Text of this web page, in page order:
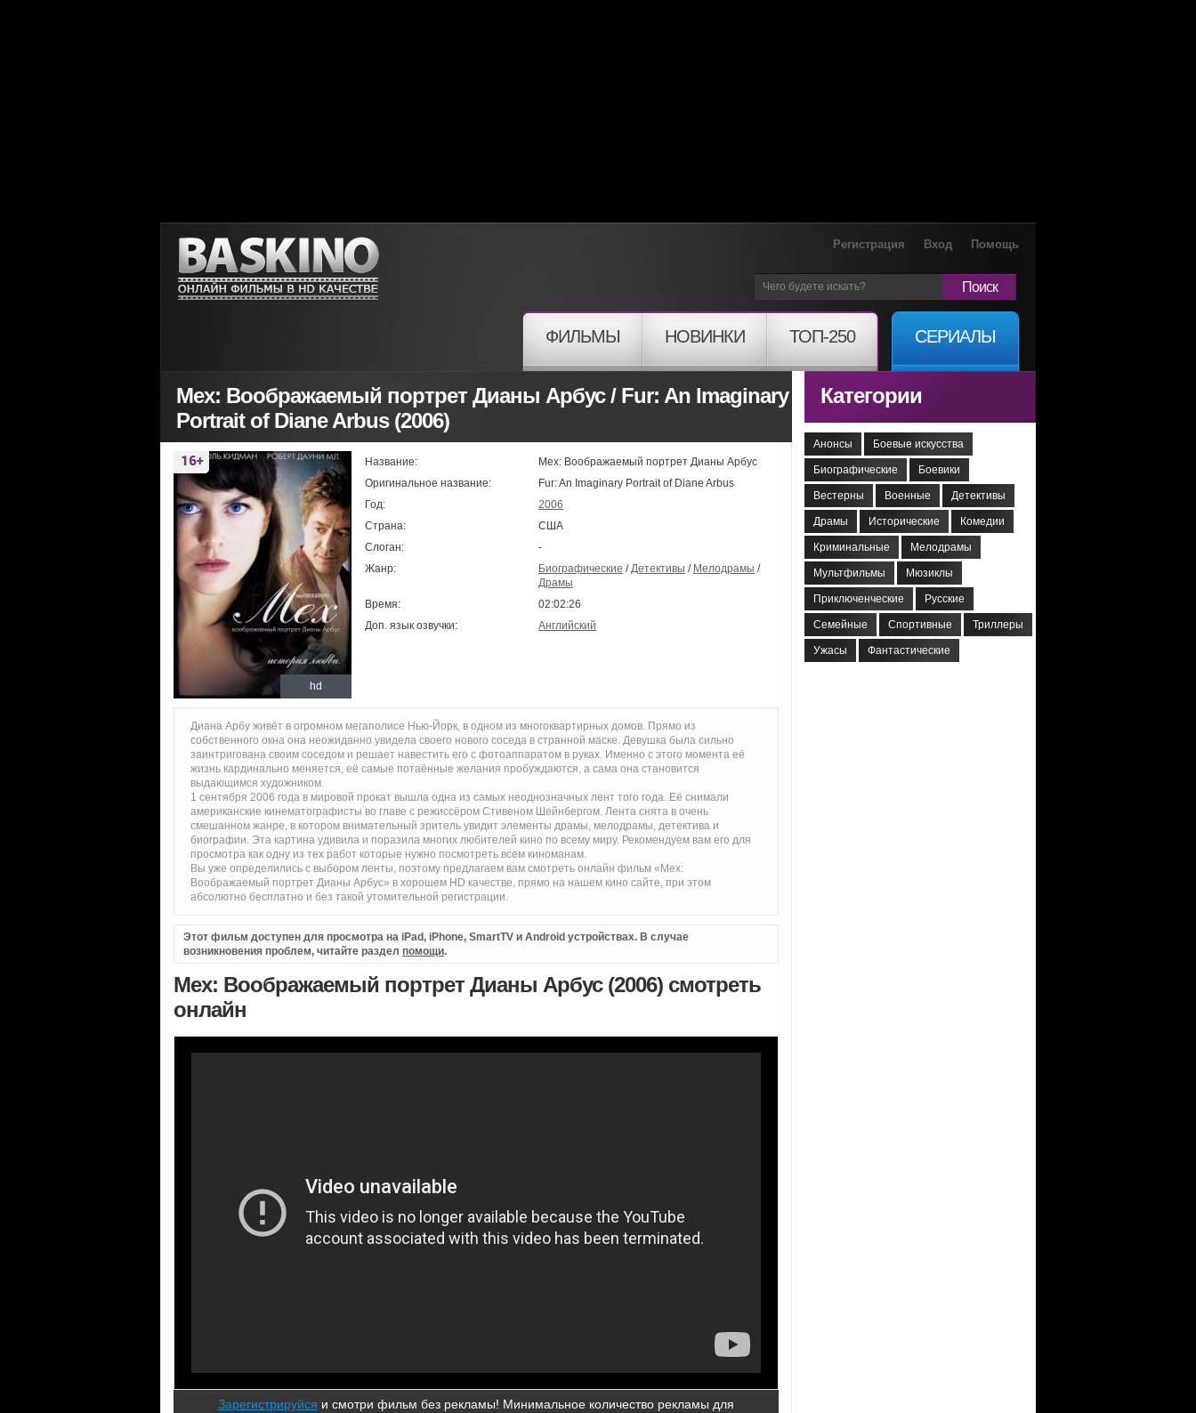
Регистрация Вход Помощь
Поиск
ФИЛЬМЫ НОВИНКИ ТОП-250 СЕРИАЛЫ
Мех: Воображаемый портрет Дианы Арбус / Fur: An Imaginary
Portrait of Diane Arbus (2006)
hd
Название:
Мех: Воображаемый портрет Дианы Арбус
Оригинальное название:
Fur: An Imaginary Portrait of Diane Arbus
Год:
2006
Страна:
США
Слоган:
-
Жанр:
Биографические /Детективы / Мелодрамы /
Драмы
Время:
02:02:26
Доп. язык озвучки:
Английский
Диана Арбу живёт в огромном мегаполисе Нью-Йорк, в одном из многоквартирных домов. Прямо из
собственного окна она неожиданно увидела своего нового соседа в странной маске. Девушка была сильно
заинтригована своим соседом и решает навестить его с фотоаппаратом в руках. Именно с этого момента её
жизнь кардинально меняется, её самые потаённые желания пробуждаются, а сама она становится
выдающимся художником.
1 сентября 2006 года в мировой прокат вышла одна из самых неоднозначных лент того года. Её снимали
американские кинематографисты во главе с режиссёром Стивеном Шейнбергом. Лента снята в очень
смешанном жанре, в котором внимательный зритель увидит элементы драмы, мелодрамы, детектива и
биографии. Эта картина удивила и поразила многих любителей кино по всему миру. Рекомендуем вам его для
просмотра как одну из тех работ которые нужно посмотреть всем киноманам.
Вы уже определились с выбором ленты, поэтому предлагаем вам смотреть онлайн фильм «Мех:
Воображаемый портрет Дианы Арбус» в хорошем HD качестве, прямо на нашем кино сайте, при этом
абсолютно бесплатно и без такой утомительной регистрации.
Этот фильм доступен для просмотра на iPad, iPhone, SmartTV и Android устройствах. В случае
возникновения проблем, читайте раздел помощи.
Мех: Воображаемый портрет Дианы Арбус (2006) смотреть
онлайн
Зарегистрируйся и смотри фильм без рекламы! Минимальное количество рекламы для
Категории
Анонсы Боевые искусства
Биографические Боевики
Вестерны Военные Детективы
Драмы Исторические Комедии
Криминальные Мелодрамы
Мультфильмы Мюзиклы
Приключенческие Русские
Семейные Спортивные Триллеры
Ужасы Фантастические